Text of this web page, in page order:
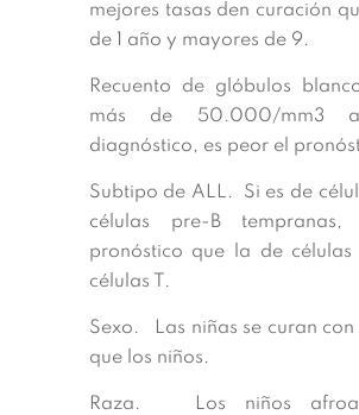
mejores tasas den curación
de 1 año y mayores de 9.
Recuento de glóbulos
más de 50.000/mm3
diagnóstico, es peor el
Subtipo de ALL. Si es de
células pre-B
pronóstico que la de células
células T.
Sexo. Las niñas se curan
que los niños.
Raza. Los niños